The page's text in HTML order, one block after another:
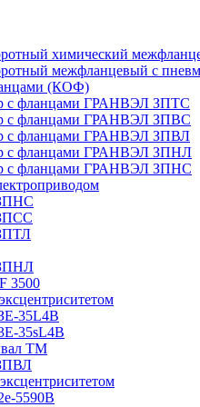
химический
межфланцевый с
(КОФ)
с фланцами ГРАНВЭЛ ЗПТС
с фланцами ГРАНВЭЛ ЗПВС
с фланцами ГРАНВЭЛ ЗПВЛ
с фланцами ГРАНВЭЛ ЗПНЛ
с фланцами ГРАНВЭЛ ЗПНС
3500
35L4B
35sL4B
ТМ
5590B